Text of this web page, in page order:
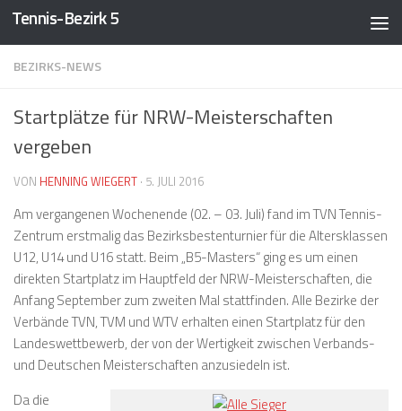
Zum Inhalt springen
Tennis-Bezirk 5
BEZIRKS-NEWS
Startplätze für NRW-Meisterschaften
vergeben
VON HENNING WIEGERT · 5. JULI 2016
Am vergangenen Wochenende (02. – 03. Juli) fand im TVN Tennis-
Zentrum erstmalig das Bezirksbestenturnier für die Altersklassen
U12, U14 und U16 statt. Beim „B5-Masters“ ging es um einen
direkten Startplatz im Hauptfeld der NRW-Meisterschaften, die
Anfang September zum zweiten Mal stattfinden. Alle Bezirke der
Verbände TVN, TVM und WTV erhalten einen Startplatz für den
Landeswettbewerb, der von der Wertigkeit zwischen Verbands-
und Deutschen Meisterschaften anzusiedeln ist.
Da die